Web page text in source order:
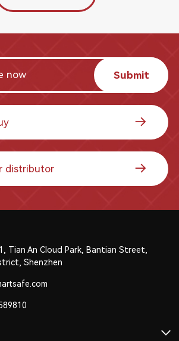
Submit
distributor
Tian An Cloud Park, Bantian Street,
Shenzhen